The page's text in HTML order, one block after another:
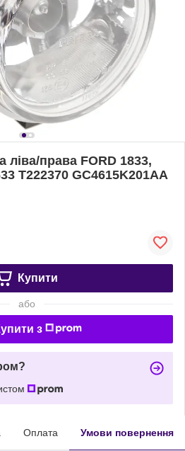
права FORD 1833,
T222370 GC4615K201AA
Купити
або
з
Оплата Умови повернення